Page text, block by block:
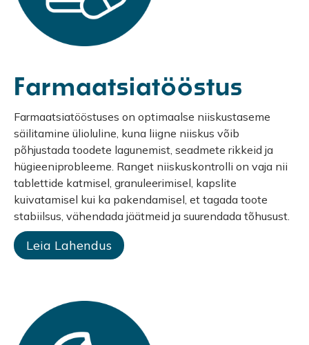
Farmaatsiatööstus
Farmaatsiatööstuses on optimaalse niiskustaseme
säilitamine ülioluline, kuna liigne niiskus võib
põhjustada toodete lagunemist, seadmete rikkeid ja
hügieeniprobleeme. Ranget niiskuskontrolli on vaja nii
tablettide katmisel, granuleerimisel, kapslite
kuivatamisel kui ka pakendamisel, et tagada toote
stabiilsus, vähendada jäätmeid ja suurendada tõhusust.
Leia Lahendus